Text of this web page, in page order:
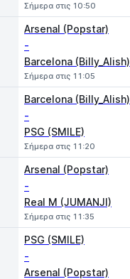
Σήμερα στις 10:50
Arsenal (Popstar)
-
Barcelona (Billy_Alish)
Σήμερα στις 11:05
Barcelona (Billy_Alish)
-
PSG (SMILE)
Σήμερα στις 11:20
Arsenal (Popstar)
-
Real M (JUMANJI)
Σήμερα στις 11:35
PSG (SMILE)
-
Arsenal (Popstar)